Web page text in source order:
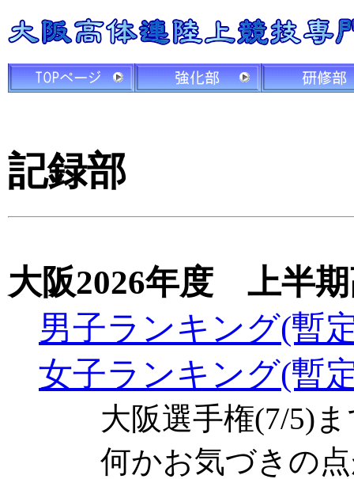
記録部
大阪2026年度 上半
男子ランキング(暫
女子ランキング(暫
大阪選手権(7/5)ま
何かお気づきの点が